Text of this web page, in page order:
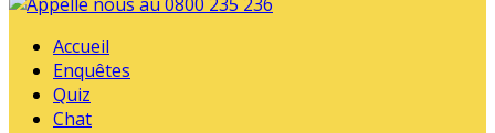
Accueil
Enquêtes
Quiz
Chat